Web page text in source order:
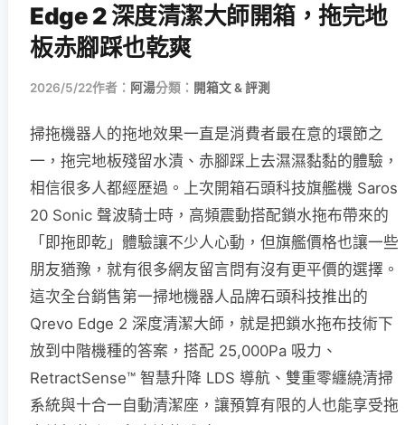
Edge 2 深度清潔大師開箱，拖完地
板赤腳踩也乾爽
2026/5/22作者： 阿湯分類： 開箱文 & 評測
掃拖機器人的拖地效果一直是消費者最在意的環節之
一，拖完地板殘留水漬、赤腳踩上去濕濕黏黏的體驗，
相信很多人都經歷過。上次開箱石頭科技旗艦機 Saros
20 Sonic 聲波騎士時，高頻震動搭配鎖水拖布帶來的
「即拖即乾」體驗讓不少人心動，但旗艦價格也讓一些
朋友猶豫，就有很多網友留言問有沒有更平價的選擇。
這次全台銷售第一掃地機器人品牌石頭科技推出的
Qrevo Edge 2 深度清潔大師，就是把鎖水拖布技術下
放到中階機種的答案，搭配 25,000Pa 吸力、
RetractSense™ 智慧升降 LDS 導航、雙重零纏繞清掃
系統與十合一自動清潔座，讓預算有限的人也能享受拖